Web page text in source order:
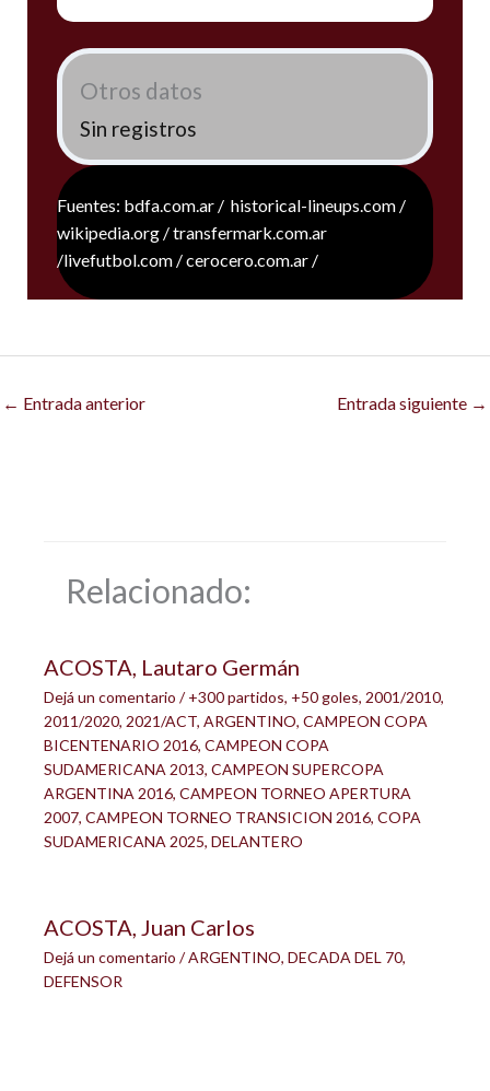
Otros datos
Sin registros
Fuentes: bdfa.com.ar / historical-lineups.com /
wikipedia.org / transfermark.com.ar
/livefutbol.com / cerocero.com.ar /
← Entrada anterior Entrada siguiente →
Relacionado:
ACOSTA, Lautaro Germán
Dejá un comentario /+300 partidos, +50 goles, 2001/2010,
2011/2020, 2021/ACT, ARGENTINO, CAMPEON COPA
BICENTENARIO 2016, CAMPEON COPA
SUDAMERICANA 2013, CAMPEON SUPERCOPA
ARGENTINA 2016, CAMPEON TORNEO APERTURA
2007, CAMPEON TORNEO TRANSICION 2016, COPA
SUDAMERICANA 2025, DELANTERO
ACOSTA, Juan Carlos
Dejá un comentario /ARGENTINO, DECADA DEL 70,
DEFENSOR